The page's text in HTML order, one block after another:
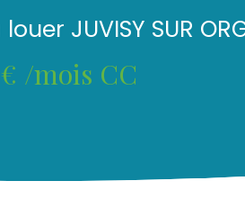
JUVISY SUR
€ /mois CC